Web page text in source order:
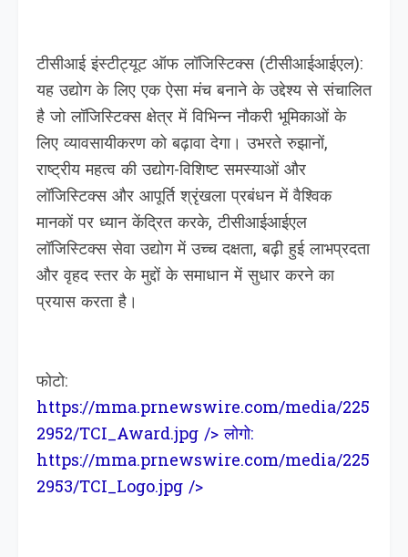
टीसीआई इंस्टीट्यूट ऑफ लॉजिस्टिक्स (टीसीआईआईएल):
यह उद्योग के लिए एक ऐसा मंच बनाने के उद्देश्य से संचालित
है जो लॉजिस्टिक्स क्षेत्र में विभिन्न नौकरी भूमिकाओं के
लिए व्यावसायीकरण को बढ़ावा देगा। उभरते रुझानों,
राष्ट्रीय महत्व की उद्योग-विशिष्ट समस्याओं और
लॉजिस्टिक्स और आपूर्ति श्रृंखला प्रबंधन में वैश्विक
मानकों पर ध्यान केंद्रित करके, टीसीआईआईएल
लॉजिस्टिक्स सेवा उद्योग में उच्च दक्षता, बढ़ी हुई लाभप्रदता
और वृहद स्तर के मुद्दों के समाधान में सुधार करने का
प्रयास करता है।
फोटो:
https://mma.prnewswire.com/media/225
2952/TCI_Award.jpg /> लोगो:
https://mma.prnewswire.com/media/225
2953/TCI_Logo.jpg />